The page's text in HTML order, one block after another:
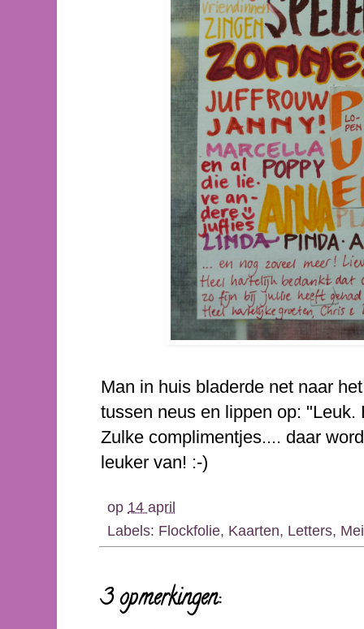
Man in huis bladerde net naar
tussen neus en lippen op:
Zulke complimentjes.... daar
leuker van! :-)
op 14 april
Labels: Flockfolie, Kaarten, Letters,
3 opmerkingen: